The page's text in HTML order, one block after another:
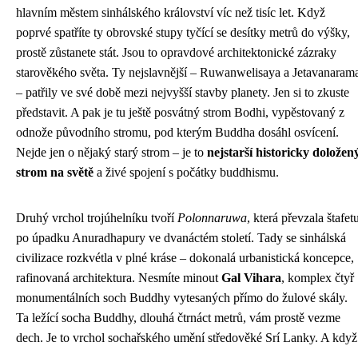
hlavním městem sinhálského království víc než tisíc let. Když
poprvé spatříte ty obrovské stupy tyčící se desítky metrů do výšky,
prostě zůstanete stát. Jsou to opravdové architektonické zázraky
starověkého světa. Ty nejslavnější – Ruwanwelisaya a
– patřily ve své době mezi nejvyšší stavby planety. Jen si to zkuste
představit. A pak je tu ještě posvátný strom Bodhi, vypěstovaný z
odnože původního stromu, pod kterým Buddha dosáhl osvícení.
Nejde jen o nějaký starý strom – je to nejstarší historicky
strom na světě a živé spojení s počátky buddhismu.
Druhý vrchol trojúhelníku tvoří Polonnaruwa, která převzala
po úpadku Anuradhapury ve dvanáctém století. Tady se sinhálská
civilizace rozkvétla v plné kráse – dokonalá urbanistická koncepce,
rafinovaná architektura. Nesmíte minout Gal Vihara, komplex čtyř
monumentálních soch Buddhy vytesaných přímo do žulové skály.
Ta ležící socha Buddhy, dlouhá čtrnáct metrů, vám prostě vezme
dech. Je to vrchol sochařského umění středověké Srí Lanky. A když